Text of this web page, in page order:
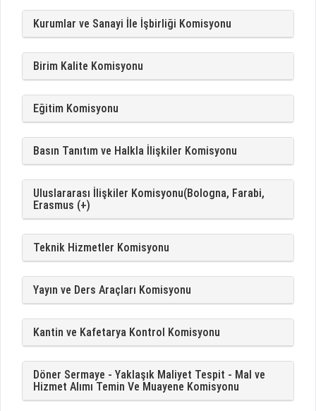
Kurumlar ve Sanayi İle İşbirliği Komisyonu
Birim Kalite Komisyonu
Eğitim Komisyonu
Basın Tanıtım ve Halkla İlişkiler Komisyonu
Uluslararası İlişkiler Komisyonu(Bologna, Farabi,
Erasmus (+)
Teknik Hizmetler Komisyonu
Yayın ve Ders Araçları Komisyonu
Kantin ve Kafetarya Kontrol Komisyonu
Döner Sermaye - Yaklaşık Maliyet Tespit - Mal ve
Hizmet Alımı Temin Ve Muayene Komisyonu